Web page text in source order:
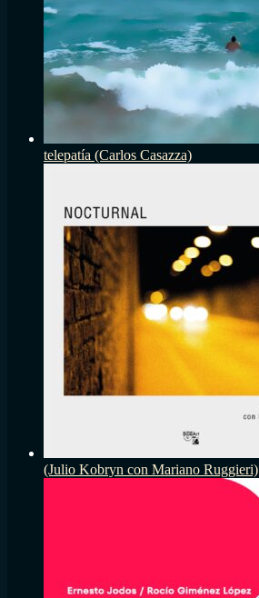
telepatía (Carlos Casazza)
(Julio Kobryn con Mariano Ruggieri)